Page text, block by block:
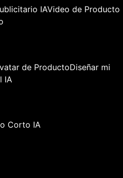
IAVideo de Producto
de ProductoDiseñar mi
IA
Corto IA